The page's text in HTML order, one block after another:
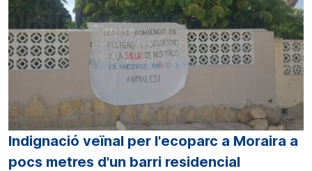
Indignació veïnal per l'ecoparc a Moraira a
pocs metres d'un barri residencial